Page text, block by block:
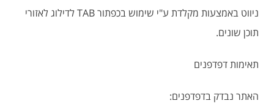
ניווט באמצעות מקלדת ע"י שימוש בכפתור TAB לדילוג לאזורי
תוכן שונים.
תאימות דפדפנים
האתר נבדק בדפדפנים: